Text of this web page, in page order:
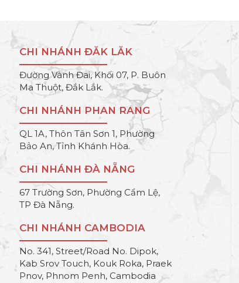
CHI NHÁNH ĐĂK LĂK
Đường Vành Đai, Khối 07, P. Buôn
Ma Thuột, Đắk Lắk.
CHI NHÁNH PHAN RANG
QL 1A, Thôn Tân Sơn 1, Phường
Bảo An, Tỉnh Khánh Hòa.
CHI NHÁNH ĐÀ NẴNG
67 Trường Sơn, Phường Cẩm Lệ,
TP Đà Nẵng.
CHI NHÁNH CAMBODIA
No. 341, Street/Road No. Dipok,
Kab Srov Touch, Kouk Roka, Praek
Pnov, Phnom Penh, Cambodia